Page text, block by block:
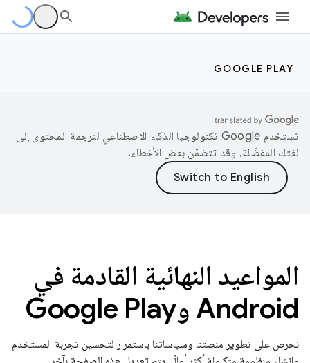
GOOGLE PLAY
تستخدم Google تكنولوجيا الذكاء الاصطناعي لترجمة المحتوى إلى
لغتك المفضّلة، وقد تتضمّن بعض الأخطاء.
المواعيد النهائية القادمة في
Android وGoogle Play
نحرص على تطوير منصتنا وسياساتنا باستمرار لتحسين تجربة المستخدم